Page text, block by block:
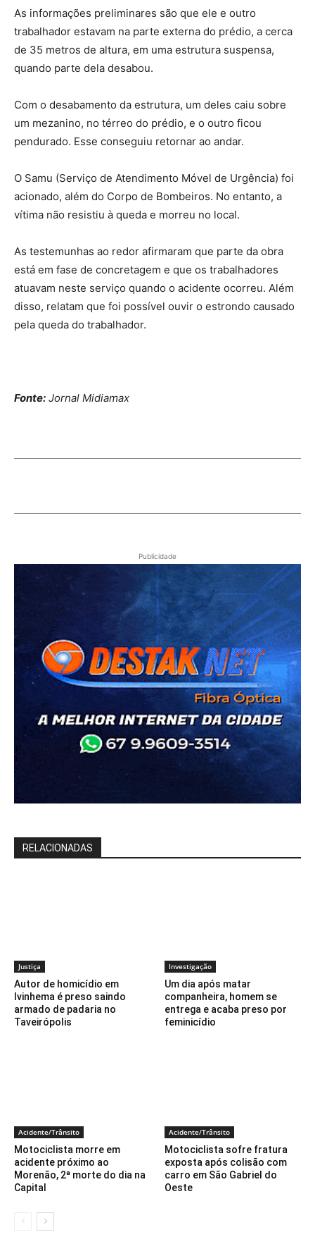
As informações preliminares são que ele e outro
trabalhador estavam na parte externa do prédio, a cerca
de 35 metros de altura, em uma estrutura suspensa,
quando parte dela desabou.
Com o desabamento da estrutura, um deles caiu sobre
um mezanino, no térreo do prédio, e o outro ficou
pendurado. Esse conseguiu retornar ao andar.
O Samu (Serviço de Atendimento Móvel de Urgência) foi
acionado, além do Corpo de Bombeiros. No entanto, a
vítima não resistiu à queda e morreu no local.
As testemunhas ao redor afirmaram que parte da obra
está em fase de concretagem e que os trabalhadores
atuavam neste serviço quando o acidente ocorreu. Além
disso, relatam que foi possível ouvir o estrondo causado
pela queda do trabalhador.
Fonte: Jornal Midiamax
Publicidade
RELACIONADAS
Justiça
Autor de homicídio em
Ivinhema é preso saindo
armado de padaria no
Taveirópolis
Investigação
Um dia após matar
companheira, homem se
entrega e acaba preso por
feminicídio
Acidente/Trânsito
Motociclista morre em
acidente próximo ao
Morenão, 2ª morte do dia na
Capital
Acidente/Trânsito
Motociclista sofre fratura
exposta após colisão com
carro em São Gabriel do
Oeste